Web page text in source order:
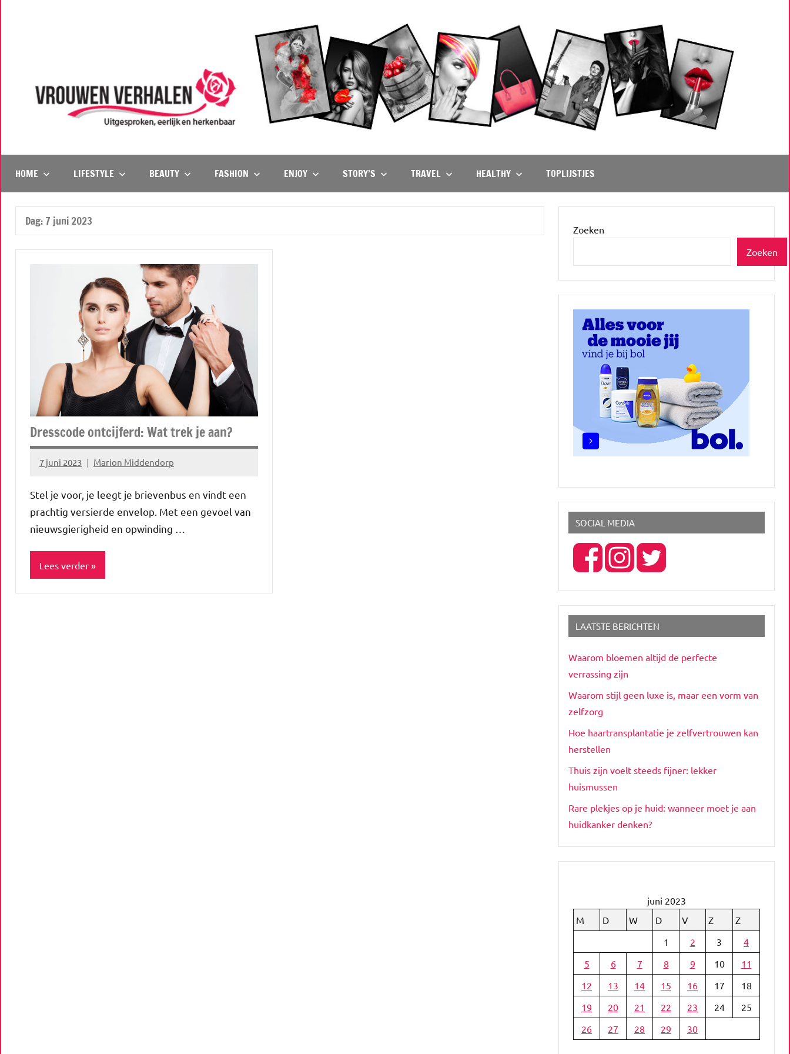
Vrouwenverhalen
eerlijk
en
HOME LIFESTYLE BEAUTY FASHION ENJOY STORY’S TRAVEL HEALTHY TOPLIJSTJES
Dag: 7 juni 2023
Dresscode ontcijferd: Wat trek je aan?
7 juni 2023 Marion Middendorp
Geen
Stel je voor, je leegt je brievenbus en vindt een
prachtig versierde envelop. Met een gevoel van
nieuwsgierigheid en opwinding …
Lees verder
Zoeken
Zoeken
SOCIAL MEDIA
LAATSTE BERICHTEN
Waarom bloemen altijd de perfecte
verrassing zijn
Waarom stijl geen luxe is, maar een vorm van
zelfzorg
Hoe haartransplantatie je zelfvertrouwen kan
herstellen
Thuis zijn voelt steeds fijner: lekker
huismussen
Rare plekjes op je huid: wanneer moet je aan
huidkanker denken?
juni 2023
M
D W D V Z
Z
1
2 3
4
5
6 7 8 9 10
11
12
13 14 15 16 17
18
19
20 21 22 23 24
25
26
27 28 29 30